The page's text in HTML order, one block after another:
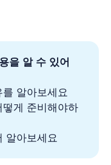
을 알 수 있어
알아보세요
게 준비해야하
알아보세요